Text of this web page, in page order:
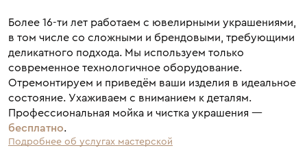
Более 16-ти лет работаем с ювелирными украшениями,
в том числе со сложными и брендовыми, требующими
деликатного подхода. Мы используем только
современное технологичное оборудование.
Отремонтируем и приведём ваши изделия в идеальное
состояние. Ухаживаем с вниманием к деталям.
Профессиональная мойка и чистка украшения —
бесплатно.
Подробнее об услугах мастерской